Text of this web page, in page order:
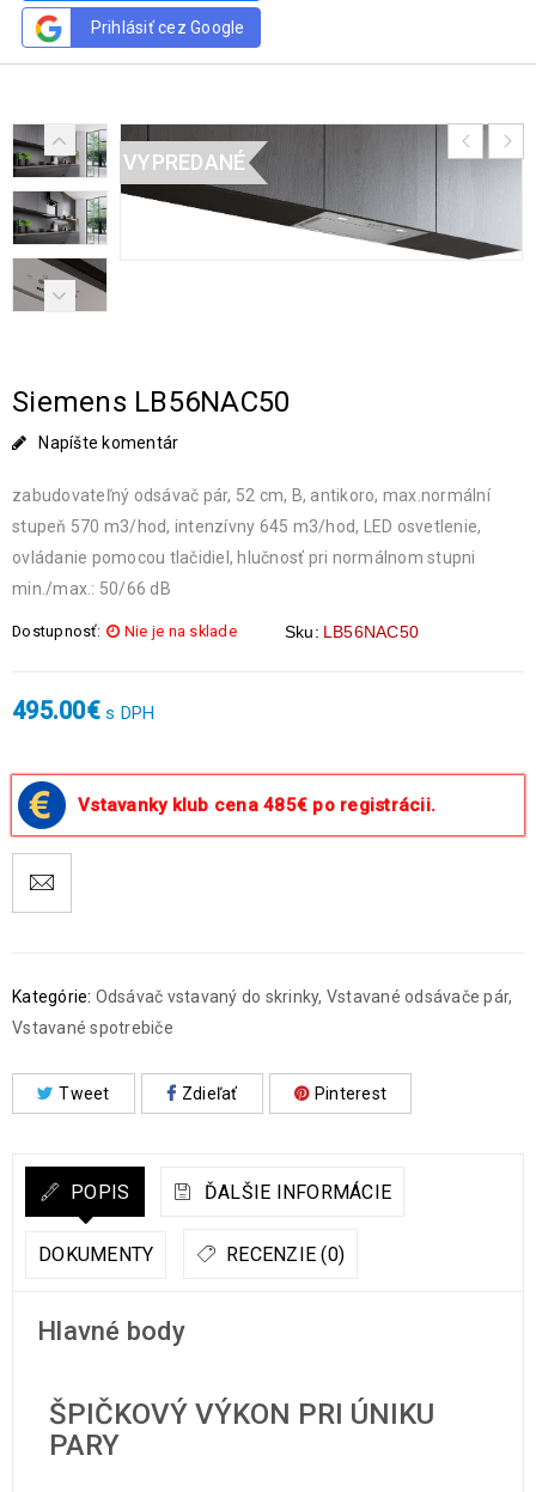
Prihlásiť cez Google
VYPREDANÉ
Siemens LB56NAC50
Napíšte komentár
zabudovateľný odsávač pár, 52 cm, B, antikoro, max.normální
stupeň 570 m3/hod, intenzívny 645 m3/hod, LED osvetlenie,
ovládanie pomocou tlačidiel, hlučnosť pri normálnom stupni
min./max.: 50/66 dB
Dostupnosť: Nie je na sklade Sku: LB56NAC50
495.00€ s DPH
Vstavanky klub cena 485€ po registrácii.
Kategórie: Odsávač vstavaný do skrinky, Vstavané odsávače pár,
Vstavané spotrebiče
Tweet Zdieľať Pinterest
POPIS ĎALŠIE INFORMÁCIE
DOKUMENTY RECENZIE (0)
Hlavné body
ŠPIČKOVÝ VÝKON PRI ÚNIKU
PARY